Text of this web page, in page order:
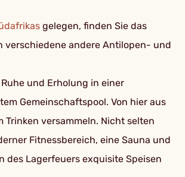
gelegen, finden Sie das
verschiedene andere Antilopen- und
und Erholung in einer
Gemeinschaftspool. Von hier aus
Trinken versammeln. Nicht selten
Fitnessbereich, eine Sauna und
des Lagerfeuers exquisite Speisen